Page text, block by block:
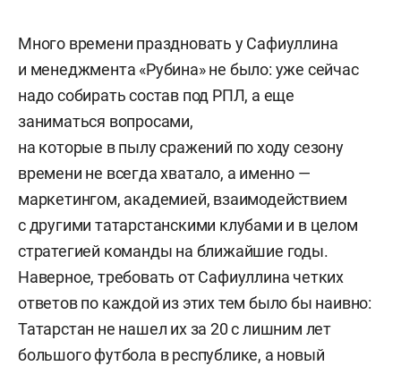
Много времени праздновать у Сафиуллина
и менеджмента «Рубина» не было: уже сейчас
надо собирать состав под РПЛ, а еще
заниматься вопросами,
на которые в пылу сражений по ходу сезону
времени не всегда хватало, а именно —
маркетингом, академией, взаимодействием
с другими татарстанскими клубами и в целом
стратегией команды на ближайшие годы.
Наверное, требовать от Сафиуллина четких
ответов по каждой из этих тем было бы наивно:
Татарстан не нашел их за 20 с лишним лет
большого футбола в республике, а новый